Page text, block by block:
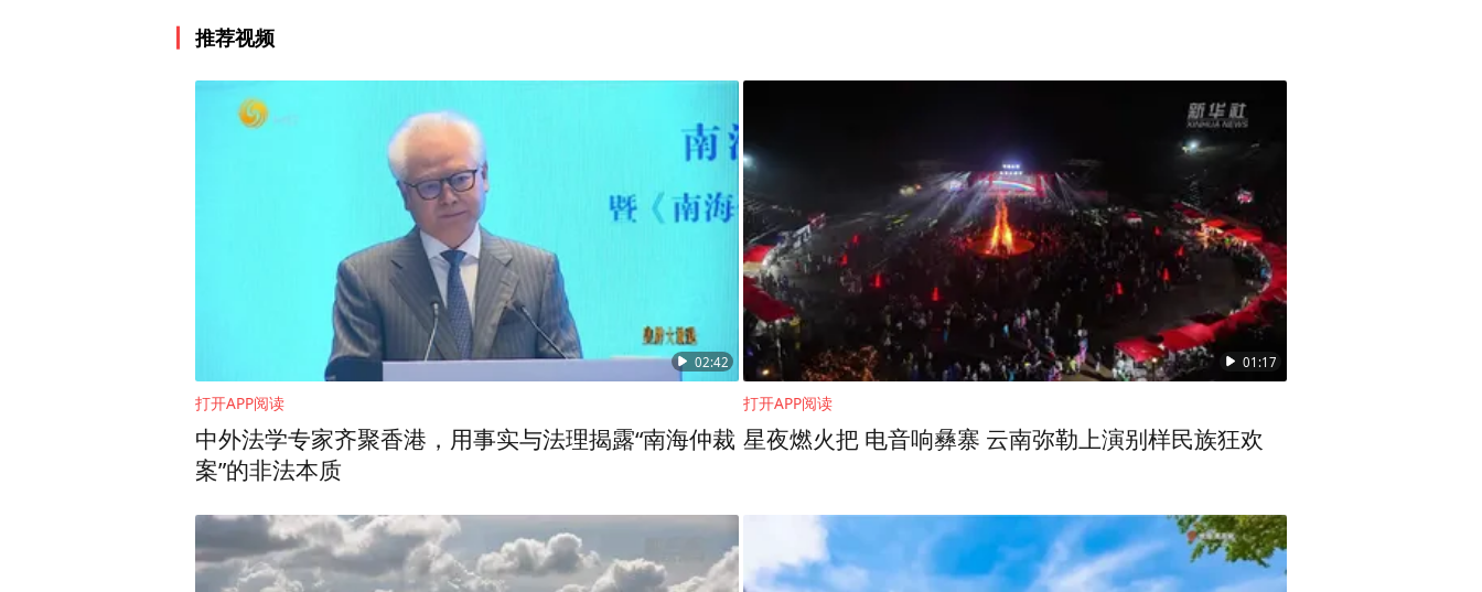
推荐视频
02:42
打开APP阅读
中外法学专家齐聚香港，用事实与法理揭露“南海仲裁
案”的非法本质
01:17
打开APP阅读
星夜燃火把 电音响彝寨 云南弥勒上演别样民族狂欢